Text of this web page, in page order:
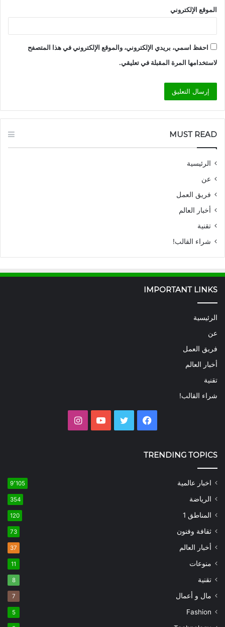
الموقع الإلكتروني
احفظ اسمي، بريدي الإلكتروني، والموقع الإلكتروني في هذا المتصفح
لاستخدامها المرة المقبلة في تعليقي.
MUST READ
الرئيسية
عن
فريق العمل
أخبار العالم
تقنية
شراء القالب!
IMPORTANT LINKS
الرئيسية
عن
فريق العمل
أخبار العالم
تقنية
شراء القالب!
فيسبوك تويتر يوتيوب
TRENDING TOPICS
اخبار عالمية 9٬105
الرياضة 354
المناطق 1 120
ثقافة وفنون 73
أخبار العالم 37
منوعات 11
تقنية 8
مال و أعمال 7
Fashion
5